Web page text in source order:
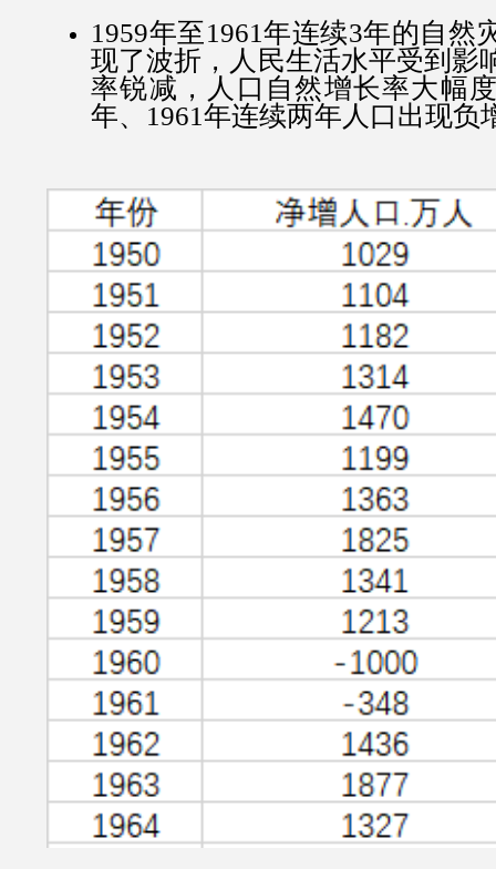
1959年至1961年连续3年的自然
现了波折，人民生活水平受到影
率锐减，人口自然增长率大幅
年、1961年连续两年人口出现负